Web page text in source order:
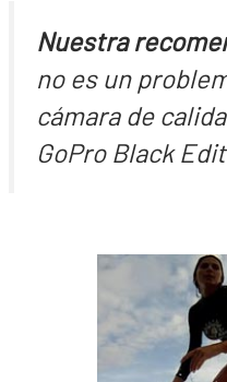
Nuestra
no es un
cámara de
GoPro Black